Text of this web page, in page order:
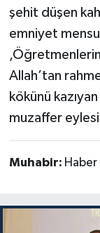
şehit düşen
emniyet
Allah’tan
kökünü
muzaffer
Muhabir: